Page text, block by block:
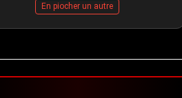
En piocher un autre